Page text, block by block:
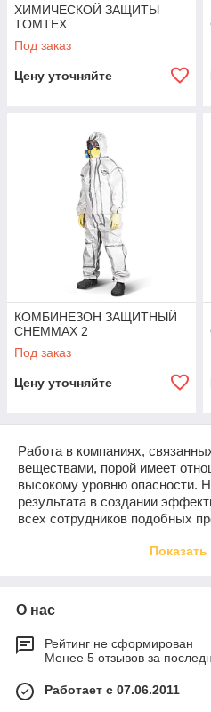
ХИМИЧЕСКОЙ ЗАЩИТЫ
TOMTEX
Под заказ
Цену уточняйте
КОМБИНЕЗОН ЗАЩИТНЫЙ
CHEMMAX 2
Под заказ
Цену уточняйте
Работа в компаниях,
веществами, порой имеет
высокому уровню опасности.
результата в создании
всех сотрудников подобных
химикатами, привела к
поверх летней ли зимней
костюм ограниченного срока
дополненный носками и
обязательно имеет
Показать
О нас
Рейтинг не сформирован
Менее 5 отзывов за
Работает с 07.06.2011